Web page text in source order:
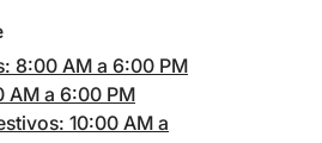
8:00 AM a 6:00 PM
AM a 6:00 PM
10:00 AM a